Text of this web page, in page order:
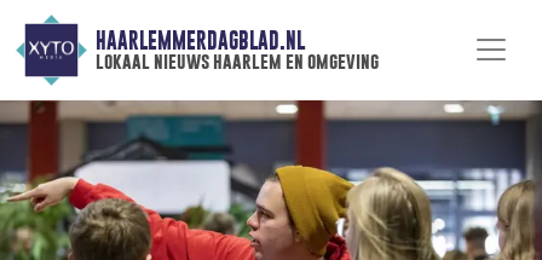
HAARLEMMERDAGBLAD.NL
lokaal nieuws haarlem en omgeving